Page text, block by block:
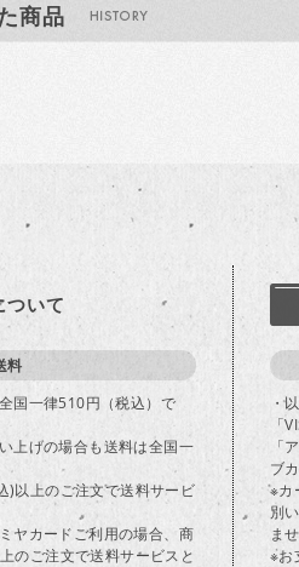
商品
ついて
料
国一律510円（税込）で
上げの場合も送料は全国一
)以上のご注文で送料サービ
ヤカードご利用の場合、商
のご注文で送料サービスと
・
「
「
ブ
※カ
別
ま
※お